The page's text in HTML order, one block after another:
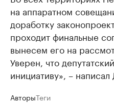
на аппаратном
доработку
проходит финальные
вынесем его на
Уверен, что
инициативу», –
АвторыТеги